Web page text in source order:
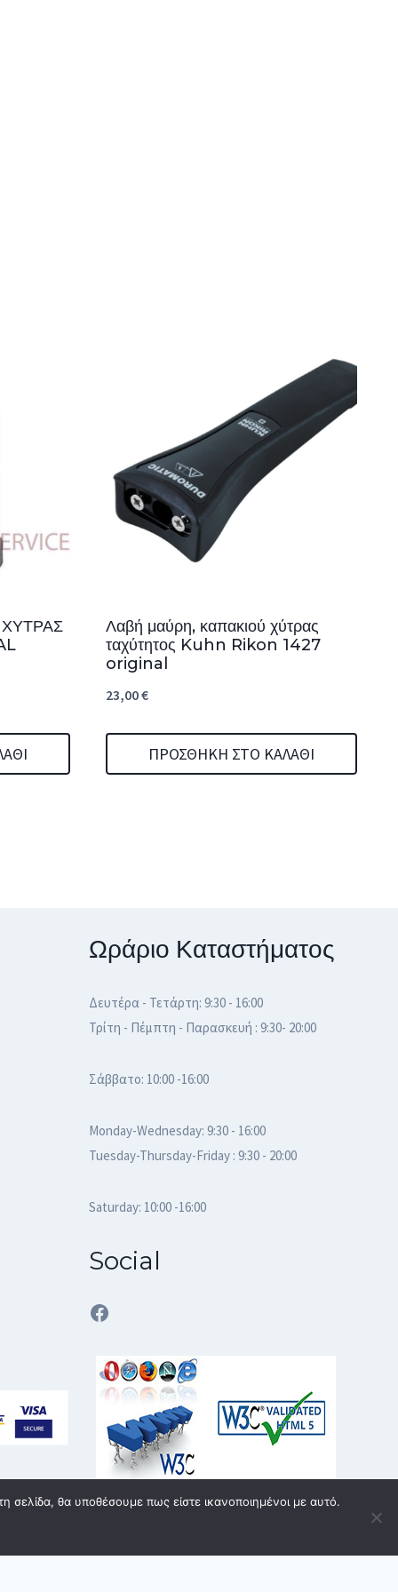
Λαβή μαύρη, καπακιού χύτρας
ταχύτητος Kuhn Rikon 1427
original
23,00€
ΠΡΟΣΘΉΚΗ ΣΤΟ ΚΑΛΆΘΙ
Ωράριο Καταστήματος
Δευτέρα - Τετάρτη: 9:30 - 16:00
Τρίτη - Πέμπτη - Παρασκευή : 9:30- 20:00
Σάββατο: 10:00 -16:00
Monday-Wednesday: 9:30 - 16:00
Tuesday-Thursday-Friday : 9:30 - 20:00
Saturday: 10:00 -16:00
Social
Facebook
σελίδα, θα υποθέσουμε πως είστε ικανοποιημένοι με αυτό.